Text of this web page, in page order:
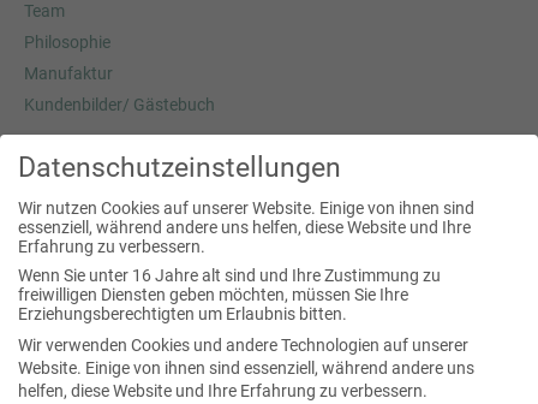
Team
Philosophie
Manufaktur
Kundenbilder/ Gästebuch
Heimstraße 3a
5020 Salzburg
fon:+43 (0) 664 42 60 009
Datenschutzeinstellungen
Wir nutzen Cookies auf unserer Website. Einige von ihnen sind
essenziell, während andere uns helfen, diese Website und Ihre
Erfahrung zu verbessern.
Wenn Sie unter 16 Jahre alt sind und Ihre Zustimmung zu
freiwilligen Diensten geben möchten, müssen Sie Ihre
Erziehungsberechtigten um Erlaubnis bitten.
Wir verwenden Cookies und andere Technologien auf unserer
Website. Einige von ihnen sind essenziell, während andere uns
helfen, diese Website und Ihre Erfahrung zu verbessern.